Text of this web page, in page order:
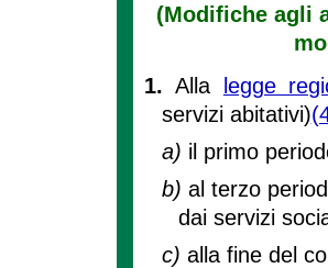
(Modifiche agli
1.Alla
legge
servizi abitativi)
a) il primo
b) al terzo
dai servizi
c) alla fine del